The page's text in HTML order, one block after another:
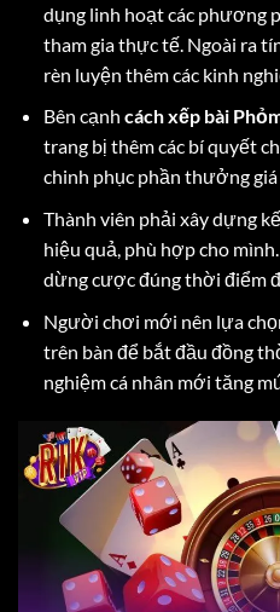
dụng linh hoạt các phương
tham gia thực tế. Ngoài ra
rèn luyện thêm các kinh
Bên cạnh cách xếp bài
trang bị thêm các bí quyết
chinh phục phần thưởng
Thành viên phải xây dựng
hiệu quả, phù hợp cho
dừng cược đúng thời điểm
Người chơi mới nên lựa
trên bàn để bắt đầu đồng
nghiệm cá nhân mới tăng